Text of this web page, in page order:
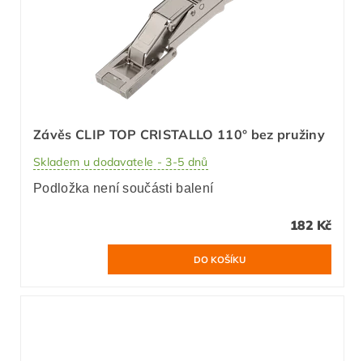
Závěs CLIP TOP CRISTALLO 110° bez pružiny
Skladem u dodavatele - 3-5 dnů
Podložka není součásti balení
182 Kč